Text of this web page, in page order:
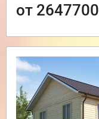
от 2647700